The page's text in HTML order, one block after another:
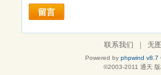
留言
联系我们 | 无
Powered by phpwind v8.7
©2003-2011 通天